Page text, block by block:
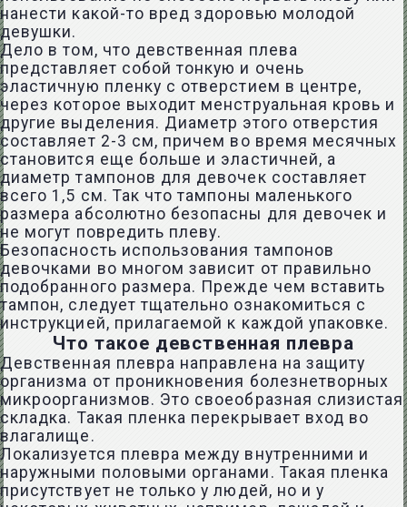
нанести какой-то вред здоровью молодой
девушки.
Дело в том, что девственная плева
представляет собой тонкую и очень
эластичную пленку с отверстием в центре,
через которое выходит менструальная кровь и
другие выделения. Диаметр этого отверстия
составляет 2-3 см, причем во время месячных
становится еще больше и эластичней, а
диаметр тампонов для девочек составляет
всего 1,5 см. Так что тампоны маленького
размера абсолютно безопасны для девочек и
не могут повредить плеву.
Безопасность использования тампонов
девочками во многом зависит от правильно
подобранного размера. Прежде чем вставить
тампон, следует тщательно ознакомиться с
инструкцией, прилагаемой к каждой упаковке.
Что такое девственная плевра
Девственная плевра направлена на защиту
организма от проникновения болезнетворных
микроорганизмов. Это своеобразная слизистая
складка. Такая пленка перекрывает вход во
влагалище.
Локализуется плевра между внутренними и
наружными половыми органами. Такая пленка
присутствует не только у людей, но и у